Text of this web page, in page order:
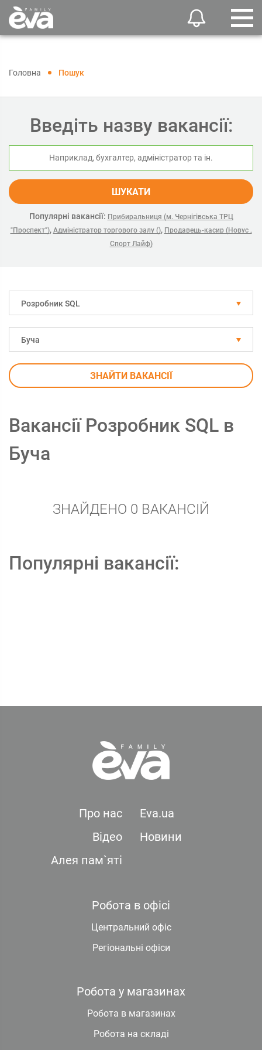
Головна Пошук
Введіть назву вакансії:
ШУКАТИ
Популярні вакансії: Прибиральниця (м. Чернігівська ТРЦ
"Проспект"), Адміністратор торгового залу (), Продавець-касир (Новус ,
Спорт Лайф)
Розробник SQL
Буча
ЗНАЙТИ ВАКАНСІЇ
Вакансії Розробник SQL в
Буча
ЗНАЙДЕНО 0 ВАКАНСІЙ
Популярні вакансії:
Про нас
Eva.ua
Відео
Новини
Алея пам`яті
Робота в офісі
Центральний офіс
Регіональні офіси
Робота у магазинах
Робота в магазинах
Робота на складі